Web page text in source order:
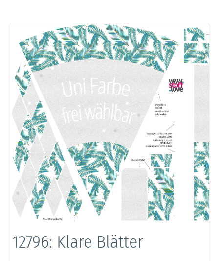
12796: Klare Blätter